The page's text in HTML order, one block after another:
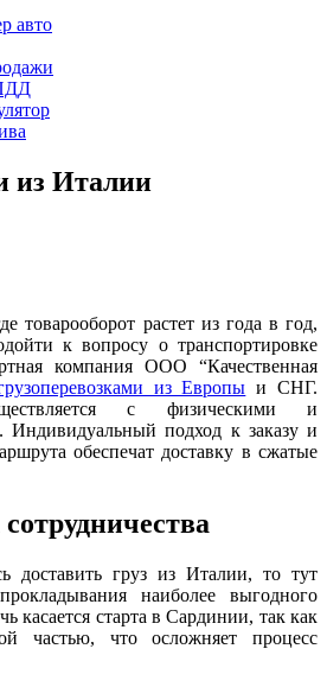
авто
из Италии
товарооборот растет из года в год,
к вопросу о транспортировке
компания ООО “Качественная
из Европы и СНГ.
с физическими и
подход к заказу и
обеспечат доставку в сжатые
доставить груз из Италии, то тут
наиболее выгодного
касается старта в Сардинии, так как
частью, что осложняет процесс